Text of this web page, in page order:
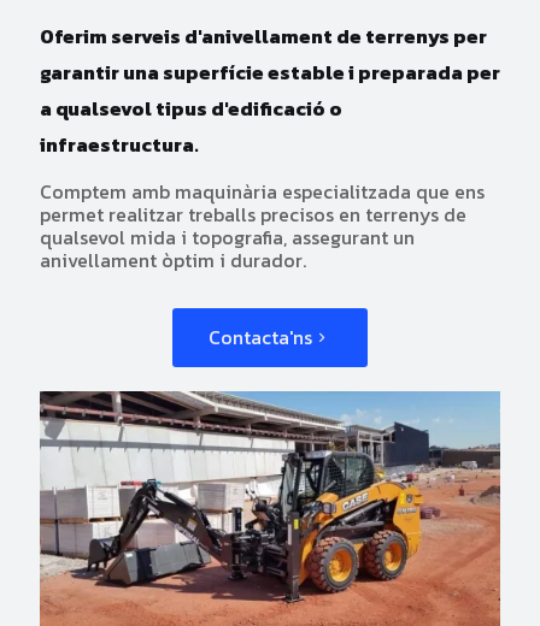
Oferim serveis d'anivellament de terrenys per
garantir una superfície estable i preparada per
a qualsevol tipus d'edificació o
infraestructura.
Comptem amb maquinària especialitzada que ens
permet realitzar treballs precisos en terrenys de
qualsevol mida i topografia, assegurant un
anivellament òptim i durador.
Contacta'ns